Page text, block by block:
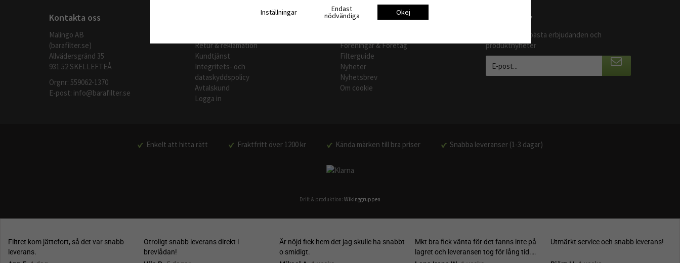
Kontakta oss
Malingo AB
(barafilter.se)
Allvädersgränd 35
931 52 SKELLEFTEÅ
Orgnr: 559062-1370
E-post: info@barafilter.se
Retur & reklamation
Kundtjänst
Integritets- och
dataskyddspolicy
Avtalskund
Logga in
Information
Föreningar & Företag
Filterguide
Nyheter
Nyhetsbrev
Om cookie
Nyhetsbrev
Ta del av våra bästa erbjudanden och
produktnyheter
Enkelt att hitta rätt Fraktfritt över 1200 kr Kända märken till bra priser Snabba leveranser (1-3 dagar)
Drift & produktion: Wikinggruppen
Inställningar Endast
nödvändiga Okej